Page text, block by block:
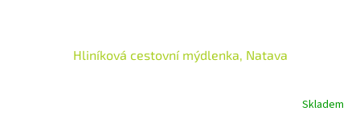
Hliníková cestovní mýdlenka, Natava
Skladem